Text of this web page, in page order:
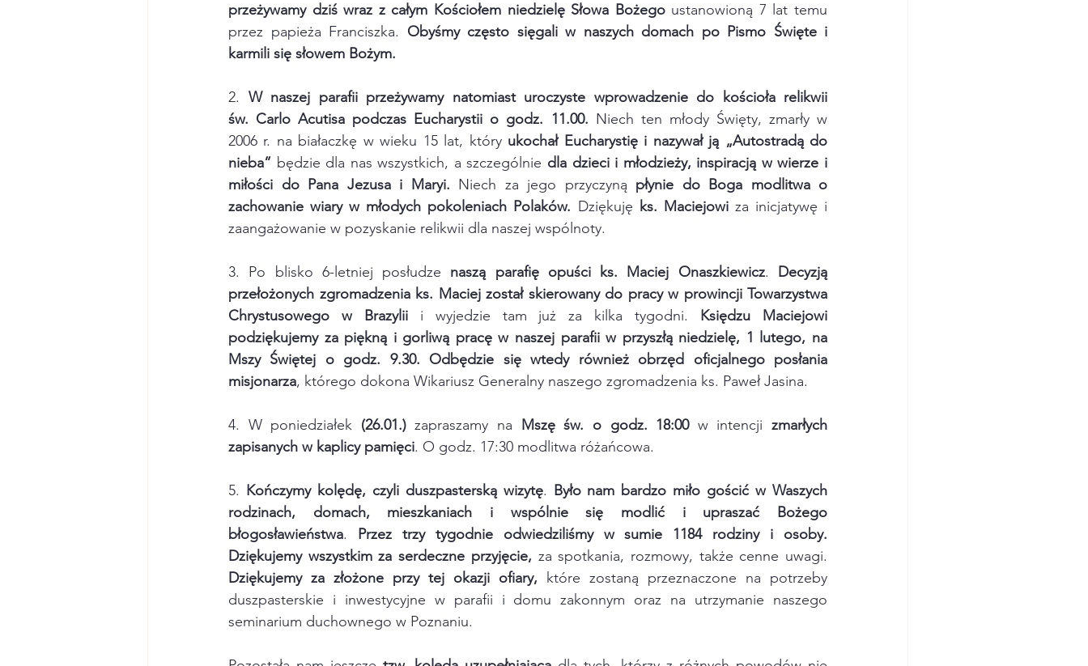
przeżywamy dziś wraz z całym Kościołem niedzielę Słowa Bożego ustanowioną 7 lat temu
przez papieża Franciszka. Obyśmy często sięgali w naszych domach po Pismo Święte i
karmili się słowem Bożym.
2. W naszej parafii przeżywamy natomiast uroczyste wprowadzenie do kościoła relikwii
św. Carlo Acutisa podczas Eucharystii o godz. 11.00. Niech ten młody Święty, zmarły w
2006 r. na białaczkę w wieku 15 lat, który ukochał Eucharystię i nazywał ją „Autostradą do
nieba” będzie dla nas wszystkich, a szczególnie dla dzieci i młodzieży, inspiracją w wierze i
miłości do Pana Jezusa i Maryi. Niech za jego przyczyną płynie do Boga modlitwa o
zachowanie wiary w młodych pokoleniach Polaków. Dziękuję ks. Maciejowi za inicjatywę i
zaangażowanie w pozyskanie relikwii dla naszej wspólnoty.
3. Po blisko 6-letniej posłudze naszą parafię opuści ks. Maciej Onaszkiewicz. Decyzją
przełożonych zgromadzenia ks. Maciej został skierowany do pracy w prowincji Towarzystwa
Chrystusowego w Brazylii i wyjedzie tam już za kilka tygodni. Księdzu Maciejowi
podziękujemy za piękną i gorliwą pracę w naszej parafii w przyszłą niedzielę, 1 lutego, na
Mszy Świętej o godz. 9.30. Odbędzie się wtedy również obrzęd oficjalnego posłania
misjonarza, którego dokona Wikariusz Generalny naszego zgromadzenia ks. Paweł Jasina.
4. W poniedziałek (26.01.) zapraszamy na Mszę św. o godz. 18:00 w intencji zmarłych
zapisanych w kaplicy pamięci. O godz. 17:30 modlitwa różańcowa.
5. Kończymy kolędę, czyli duszpasterską wizytę. Było nam bardzo miło gościć w Waszych
rodzinach, domach, mieszkaniach i wspólnie się modlić i upraszać Bożego
błogosławieństwa. Przez trzy tygodnie odwiedziliśmy w sumie 1184 rodziny i osoby.
Dziękujemy wszystkim za serdeczne przyjęcie, za spotkania, rozmowy, także cenne uwagi.
Dziękujemy za złożone przy tej okazji ofiary, które zostaną przeznaczone na potrzeby
duszpasterskie i inwestycyjne w parafii i domu zakonnym oraz na utrzymanie naszego
seminarium duchownego w Poznaniu.